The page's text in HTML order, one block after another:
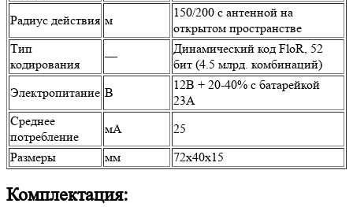
Радиус действия м
150/200 с антенной на
открытом пространстве
Тип
кодирования
—
Динамический код FloR, 52
бит (4.5 млрд. комбинаций)
Электропитание В
12В + 20-40% с батарейкой
23А
Среднее
потребление
мА
25
Размеры
мм 72х40х15
Комплектация: